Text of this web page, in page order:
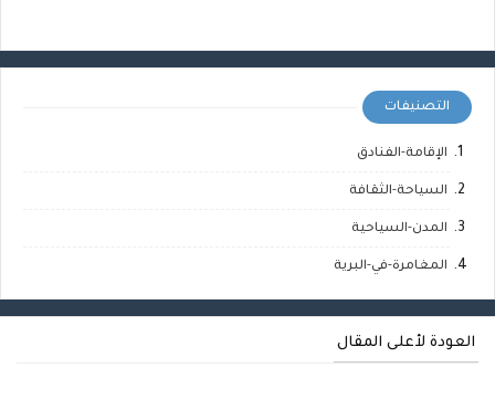
التصنيفات
الإقامة-الفنادق
السياحة-الثقافة
المدن-السياحية
المغامرة-في-البرية
العودة لأعلى المقال